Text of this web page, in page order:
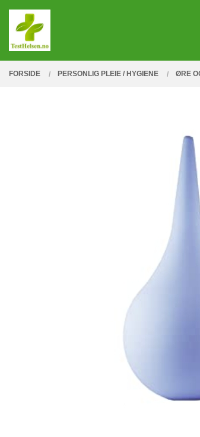
innholdet
PRODUKTER
FORSIDE PERSONLIG PLEIE / HYGIENE ØRE